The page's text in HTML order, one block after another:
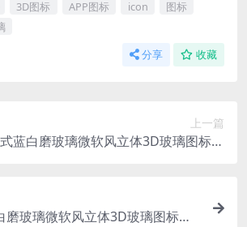
3D图标 APP图标 icon
图标
分享 收藏
上一篇
蓝白磨玻璃微软风立体3D玻璃图标个
玻璃微软风立体3D玻璃图标方